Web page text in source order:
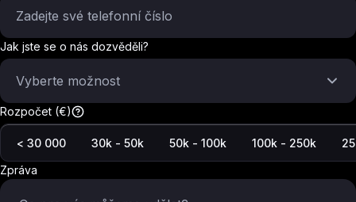
Jak jste se o nás dozvěděli?
Vyberte možnost
Rozpočet (€)
< 30 000 30k - 50k 50k - 100k 100k - 250k
Zpráva